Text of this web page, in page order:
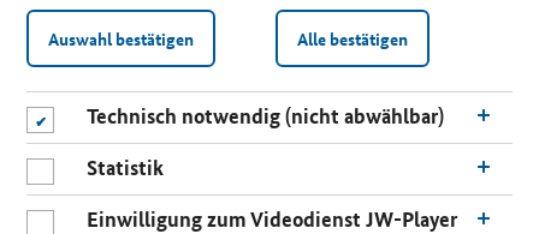
Auswahl bestätigen Alle bestätigen
Technisch notwendig (nicht abwählbar)
Statistik
Einwilligung zum Videodienst JW-Player